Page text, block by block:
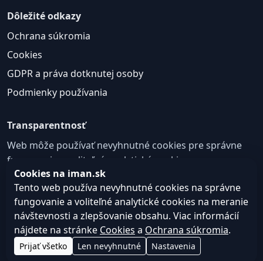
Dôležité odkazy
Ochrana súkromia
Cookies
GDPR a práva dotknutej osoby
Podmienky používania
Transparentnosť
Web môže používať nevyhnutné cookies pre správne
fungovanie a voliteľné analytické cookies na
zlepšovanie obsahu a používateľskej skúsenosti.
Nastavenie cookies
© 2026
iman.sk
Web design, tvorba webu a SEO –Consultee,
s.r.o.
Cookies na iman.sk
Tento web používa nevyhnutné cookies na správne
fungovanie a voliteľné analytické cookies na meranie
návštevnosti a zlepšovanie obsahu. Viac informácií
nájdete na stránke Cookies a Ochrana súkromia.
Prijať všetko Len nevyhnutné Nastavenia